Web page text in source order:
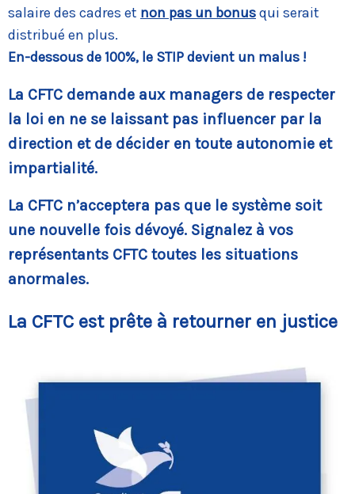
salaire des cadres et non pas un bonusqui serait
distribué en plus.
En-dessous de 100%, le STIP devient un malus !
La CFTC demande aux managers de respecter
la loi en ne se laissant pas influencer par la
direction et de décider en toute autonomie et
impartialité.
La CFTC n’acceptera pas que le système soit
une nouvelle fois dévoyé. Signalez à vos
représentants CFTC toutes les situations
anormales.
La CFTC est prête à retourner en justice